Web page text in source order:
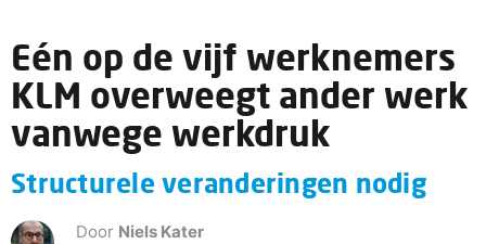
Eén op de vijf werknemers
KLM overweegt ander werk
vanwege werkdruk
Structurele veranderingen nodig
Door Niels Kater